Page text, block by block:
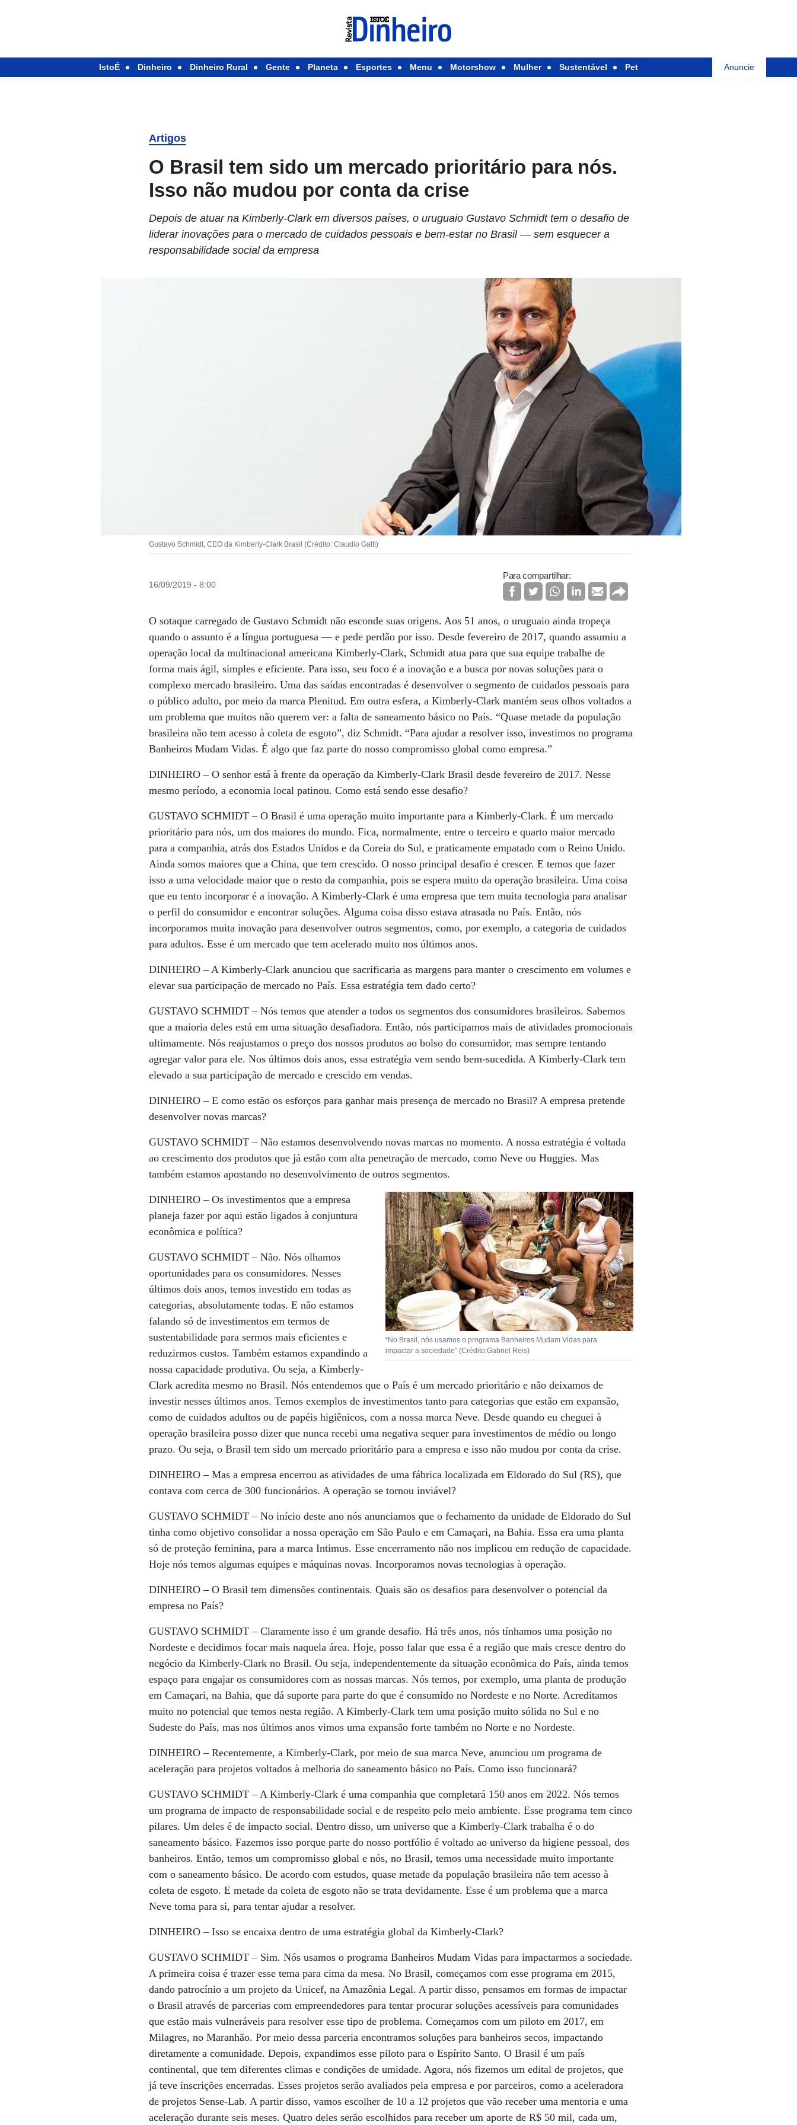
IstoÉ Dinheiro Dinheiro Rural Gente Planeta Esportes Menu Motorshow Mulher Sustentável Pet Anuncie
Artigos
O Brasil tem sido um mercado prioritário para nós.
Isso não mudou por conta da crise
Depois de atuar na Kimberly-Clark em diversos países, o uruguaio Gustavo Schmidt tem o desafio de
liderar inovações para o mercado de cuidados pessoais e bem-estar no Brasil — sem esquecer a
responsabilidade social da empresa
Gustavo Schmidt, CEO da Kimberly-Clark Brasil (Crédito: Claudio Gatti)
16/09/2019 - 8:00
Para compartilhar:
O sotaque carregado de Gustavo Schmidt não esconde suas origens. Aos 51 anos, o uruguaio ainda tropeça
quando o assunto é a língua portuguesa — e pede perdão por isso. Desde fevereiro de 2017, quando assumiu a
operação local da multinacional americana Kimberly-Clark, Schmidt atua para que sua equipe trabalhe de
forma mais ágil, simples e eficiente. Para isso, seu foco é a inovação e a busca por novas soluções para o
complexo mercado brasileiro. Uma das saídas encontradas é desenvolver o segmento de cuidados pessoais para
o público adulto, por meio da marca Plenitud. Em outra esfera, a Kimberly-Clark mantém seus olhos voltados a
um problema que muitos não querem ver: a falta de saneamento básico no País. “Quase metade da população
brasileira não tem acesso à coleta de esgoto”, diz Schmidt. “Para ajudar a resolver isso, investimos no programa
Banheiros Mudam Vidas. É algo que faz parte do nosso compromisso global como empresa.”
DINHEIRO –O senhor está à frente da operação da Kimberly-Clark Brasil desde fevereiro de 2017. Nesse
mesmo período, a economia local patinou. Como está sendo esse desafio?
GUSTAVO SCHMIDT –O Brasil é uma operação muito importante para a Kimberly-Clark. É um mercado
prioritário para nós, um dos maiores do mundo. Fica, normalmente, entre o terceiro e quarto maior mercado
para a companhia, atrás dos Estados Unidos e da Coreia do Sul, e praticamente empatado com o Reino Unido.
Ainda somos maiores que a China, que tem crescido. O nosso principal desafio é crescer. E temos que fazer
isso a uma velocidade maior que o resto da companhia, pois se espera muito da operação brasileira. Uma coisa
que eu tento incorporar é a inovação. A Kimberly-Clark é uma empresa que tem muita tecnologia para analisar
o perfil do consumidor e encontrar soluções. Alguma coisa disso estava atrasada no País. Então, nós
incorporamos muita inovação para desenvolver outros segmentos, como, por exemplo, a categoria de cuidados
para adultos. Esse é um mercado que tem acelerado muito nos últimos anos.
DINHEIRO –A Kimberly-Clark anunciou que sacrificaria as margens para manter o crescimento em volumes e
elevar sua participação de mercado no País. Essa estratégia tem dado certo?
GUSTAVO SCHMIDT –Nós temos que atender a todos os segmentos dos consumidores brasileiros. Sabemos
que a maioria deles está em uma situação desafiadora. Então, nós participamos mais de atividades promocionais
ultimamente. Nós reajustamos o preço dos nossos produtos ao bolso do consumidor, mas sempre tentando
agregar valor para ele. Nos últimos dois anos, essa estratégia vem sendo bem-sucedida. A Kimberly-Clark tem
elevado a sua participação de mercado e crescido em vendas.
DINHEIRO –E como estão os esforços para ganhar mais presença de mercado no Brasil? A empresa pretende
desenvolver novas marcas?
GUSTAVO SCHMIDT –Não estamos desenvolvendo novas marcas no momento. A nossa estratégia é voltada
ao crescimento dos produtos que já estão com alta penetração de mercado, como Neve ou Huggies. Mas
também estamos apostando no desenvolvimento de outros segmentos.
“No Brasil, nós usamos o programa Banheiros Mudam Vidas para
impactar a sociedade” (Crédito:Gabriel Reis)
DINHEIRO –Os investimentos que a empresa
planeja fazer por aqui estão ligados à conjuntura
econômica e política?
GUSTAVO SCHMIDT –Não. Nós olhamos
oportunidades para os consumidores. Nesses
últimos dois anos, temos investido em todas as
categorias, absolutamente todas. E não estamos
falando só de investimentos em termos de
sustentabilidade para sermos mais eficientes e
reduzirmos custos. Também estamos expandindo a
nossa capacidade produtiva. Ou seja, a Kimberly-
Clark acredita mesmo no Brasil. Nós entendemos que o País é um mercado prioritário e não deixamos de
investir nesses últimos anos. Temos exemplos de investimentos tanto para categorias que estão em expansão,
como de cuidados adultos ou de papéis higiênicos, com a nossa marca Neve. Desde quando eu cheguei à
operação brasileira posso dizer que nunca recebi uma negativa sequer para investimentos de médio ou longo
prazo. Ou seja, o Brasil tem sido um mercado prioritário para a empresa e isso não mudou por conta da crise.
DINHEIRO –Mas a empresa encerrou as atividades de uma fábrica localizada em Eldorado do Sul (RS), que
contava com cerca de 300 funcionários. A operação se tornou inviável?
GUSTAVO SCHMIDT –No início deste ano nós anunciamos que o fechamento da unidade de Eldorado do Sul
tinha como objetivo consolidar a nossa operação em São Paulo e em Camaçari, na Bahia. Essa era uma planta
só de proteção feminina, para a marca Intimus. Esse encerramento não nos implicou em redução de capacidade.
Hoje nós temos algumas equipes e máquinas novas. Incorporamos novas tecnologias à operação.
DINHEIRO –O Brasil tem dimensões continentais. Quais são os desafios para desenvolver o potencial da
empresa no País?
GUSTAVO SCHMIDT –Claramente isso é um grande desafio. Há três anos, nós tínhamos uma posição no
Nordeste e decidimos focar mais naquela área. Hoje, posso falar que essa é a região que mais cresce dentro do
negócio da Kimberly-Clark no Brasil. Ou seja, independentemente da situação econômica do País, ainda temos
espaço para engajar os consumidores com as nossas marcas. Nós temos, por exemplo, uma planta de produção
em Camaçari, na Bahia, que dá suporte para parte do que é consumido no Nordeste e no Norte. Acreditamos
muito no potencial que temos nesta região. A Kimberly-Clark tem uma posição muito sólida no Sul e no
Sudeste do País, mas nos últimos anos vimos uma expansão forte também no Norte e no Nordeste.
DINHEIRO –Recentemente, a Kimberly-Clark, por meio de sua marca Neve, anunciou um programa de
aceleração para projetos voltados à melhoria do saneamento básico no País. Como isso funcionará?
GUSTAVO SCHMIDT –A Kimberly-Clark é uma companhia que completará 150 anos em 2022. Nós temos
um programa de impacto de responsabilidade social e de respeito pelo meio ambiente. Esse programa tem cinco
pilares. Um deles é de impacto social. Dentro disso, um universo que a Kimberly-Clark trabalha é o do
saneamento básico. Fazemos isso porque parte do nosso portfólio é voltado ao universo da higiene pessoal, dos
banheiros. Então, temos um compromisso global e nós, no Brasil, temos uma necessidade muito importante
com o saneamento básico. De acordo com estudos, quase metade da população brasileira não tem acesso à
coleta de esgoto. E metade da coleta de esgoto não se trata devidamente. Esse é um problema que a marca
Neve toma para si, para tentar ajudar a resolver.
DINHEIRO –Isso se encaixa dentro de uma estratégia global da Kimberly-Clark?
GUSTAVO SCHMIDT –Sim. Nós usamos o programa Banheiros Mudam Vidas para impactarmos a sociedade.
A primeira coisa é trazer esse tema para cima da mesa. No Brasil, começamos com esse programa em 2015,
dando patrocínio a um projeto da Unicef, na Amazônia Legal. A partir disso, pensamos em formas de impactar
o Brasil através de parcerias com empreendedores para tentar procurar soluções acessíveis para comunidades
que estão mais vulneráveis para resolver esse tipo de problema. Começamos com um piloto em 2017, em
Milagres, no Maranhão. Por meio dessa parceria encontramos soluções para banheiros secos, impactando
diretamente a comunidade. Depois, expandimos esse piloto para o Espírito Santo. O Brasil é um país
continental, que tem diferentes climas e condições de umidade. Agora, nós fizemos um edital de projetos, que
já teve inscrições encerradas. Esses projetos serão avaliados pela empresa e por parceiros, como a aceleradora
de projetos Sense-Lab. A partir disso, vamos escolher de 10 a 12 projetos que vão receber uma mentoria e uma
aceleração durante seis meses. Quatro deles serão escolhidos para receber um aporte de R$ 50 mil, cada um,